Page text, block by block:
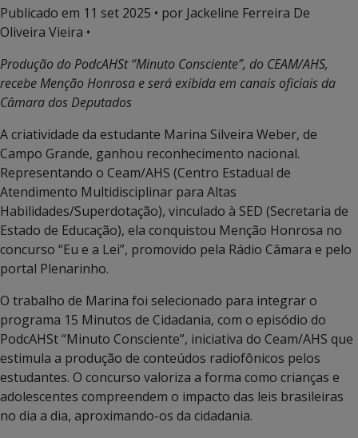
Publicado em 11 set 2025 • por Jackeline Ferreira De
Oliveira Vieira •
Produção do PodcAHSt “Minuto Consciente”, do CEAM/AHS,
recebe Menção Honrosa e será exibida em canais oficiais da
Câmara dos Deputados
A criatividade da estudante Marina Silveira Weber, de
Campo Grande, ganhou reconhecimento nacional.
Representando o Ceam/AHS (Centro Estadual de
Atendimento Multidisciplinar para Altas
Habilidades/Superdotação), vinculado à SED (Secretaria de
Estado de Educação), ela conquistou Menção Honrosa no
concurso “Eu e a Lei”, promovido pela Rádio Câmara e pelo
portal Plenarinho.
O trabalho de Marina foi selecionado para integrar o
programa 15 Minutos de Cidadania, com o episódio do
PodcAHSt “Minuto Consciente”, iniciativa do Ceam/AHS que
estimula a produção de conteúdos radiofônicos pelos
estudantes. O concurso valoriza a forma como crianças e
adolescentes compreendem o impacto das leis brasileiras
no dia a dia, aproximando-os da cidadania.